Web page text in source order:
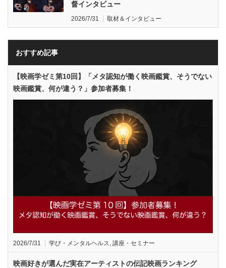
督インタビュー
2026/7/31 取材＆インタビュー
おすすめ記事
【映画学ゼミ第10回】「メタ認知が働く映画鑑賞、そうでない
映画鑑賞、何が違う？」参加者募集！
2026/7/31 学び・メンタルヘルス 講座・セミナー
映画好きが選んだ実在アーティストの伝記映画ランキング